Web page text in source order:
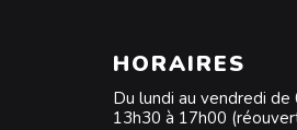
HORAIRES
Du lundi au vendredi
13h30 à 17h00